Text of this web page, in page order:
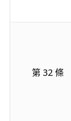
第 32 條